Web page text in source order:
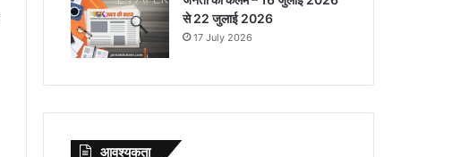
से 22 जुलाई 2026
17 July 2026
आवश्‍यकता